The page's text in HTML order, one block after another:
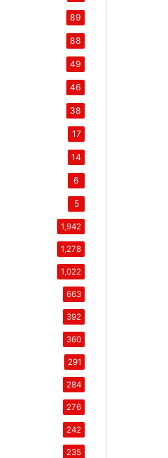
89
88
49
46
38
17
14
6
5
1,942
1,278
1,022
663
392
360
291
284
276
242
235